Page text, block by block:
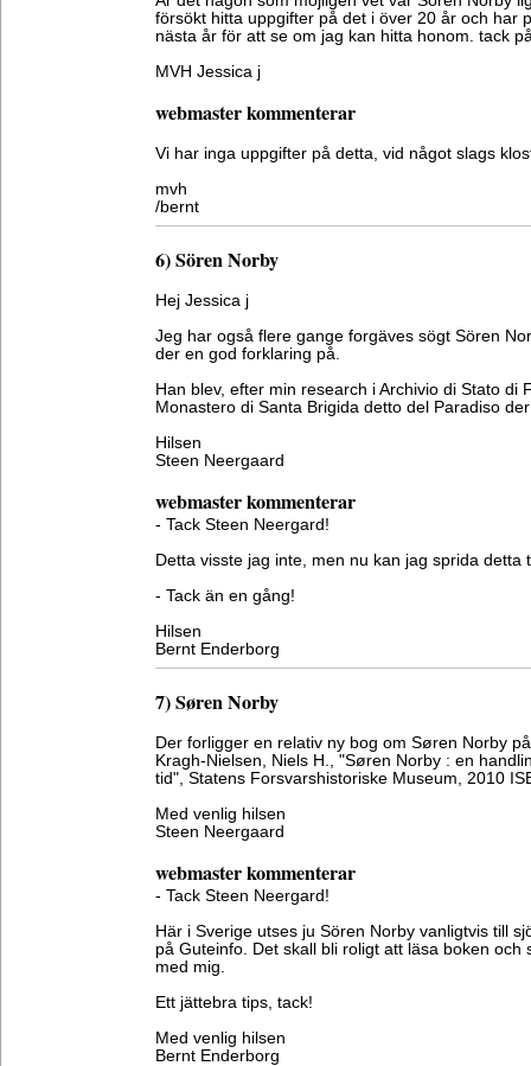
försökt hitta uppgifter på det i över 20 år och har
nästa år för att se om jag kan hitta honom. tack
MVH Jessica j
webmaster kommenterar
Vi har inga uppgifter på detta, vid något slags
mvh
/bernt
6) Sören Norby
Hej Jessica j
Jeg har også flere gange forgäves sögt Sören
der en god forklaring på.
Han blev, efter min research i Archivio di Stato di
Monastero di Santa Brigida detto del Paradiso
Hilsen
Steen Neergaard
webmaster kommenterar
- Tack Steen Neergard!
Detta visste jag inte, men nu kan jag sprida detta
- Tack än en gång!
Hilsen
Bernt Enderborg
7) Søren Norby
Der forligger en relativ ny bog om Søren Norby
Kragh-Nielsen, Niels H., "Søren Norby : en
tid", Statens Forsvarshistoriske Museum, 2010
Med venlig hilsen
Steen Neergaard
webmaster kommenterar
- Tack Steen Neergard!
Här i Sverige utses ju Sören Norby vanligtvis till
på Guteinfo. Det skall bli roligt att läsa boken och
med mig.
Ett jättebra tips, tack!
Med venlig hilsen
Bernt Enderborg